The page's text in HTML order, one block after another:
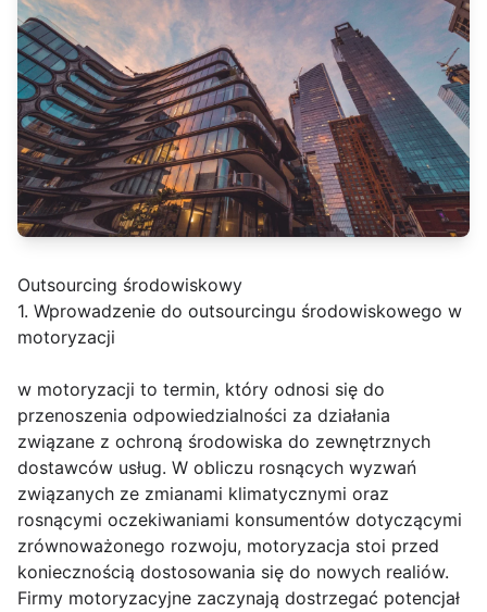
Outsourcing środowiskowy
1. Wprowadzenie do outsourcingu środowiskowego w
motoryzacji
w motoryzacji to termin, który odnosi się do
przenoszenia odpowiedzialności za działania
związane z ochroną środowiska do zewnętrznych
dostawców usług. W obliczu rosnących wyzwań
związanych ze zmianami klimatycznymi oraz
rosnącymi oczekiwaniami konsumentów dotyczącymi
zrównoważonego rozwoju, motoryzacja stoi przed
koniecznością dostosowania się do nowych realiów.
Firmy motoryzacyjne zaczynają dostrzegać potencjał